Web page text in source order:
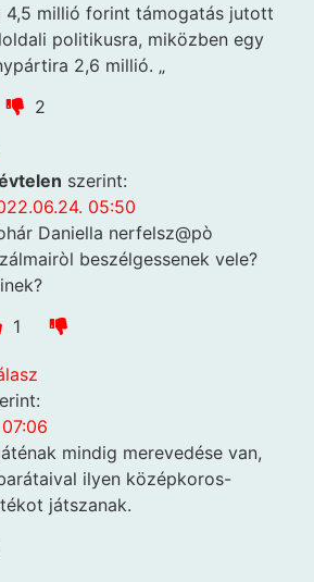
4,5 millió forint támogatás jutott
politikusra, miközben egy
2,6 millió. „
2
szerint:
05:50
Daniella nerfelsz@pò
beszélgessenek vele?
1
mindig merevedése van,
ilyen középkoros-
játszanak.